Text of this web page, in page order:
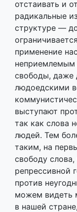
отстаивать и
радикальные
структуре —
применение
неприемлемым
свободы, даже
людоедскими
выступают
так как слова
людей. Тем
таким, на
свободу
репрессивной
против
можем видеть
в нашей